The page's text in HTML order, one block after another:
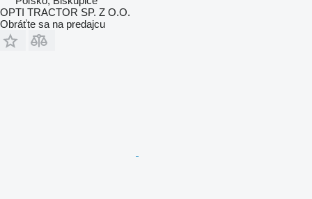
OPTI TRACTOR SP. Z O.O.
Obráťte sa na predajcu